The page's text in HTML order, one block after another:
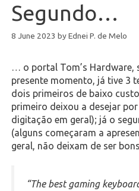
Segundo…
8 June 2023 byEdnei P. de Melo
… o portal Tom’s Hardware,
presente momento, já tive 3
dois primeiros de baixo
primeiro deixou a desejar
digitação em geral); já o
(alguns começaram a
geral, não deixam de ser
“The best gaming